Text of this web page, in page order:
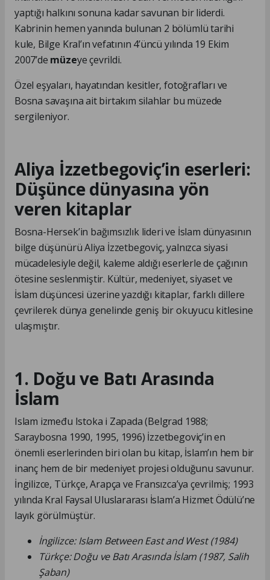
yaptığı halkını sonuna kadar savunan bir liderdi.
Kabrinin hemen yanında bulunan 2 bölümlü tarihi
kule, Bilge Kral’ın vefatının 4’üncü yılında 19 Ekim
2007’de müzeye çevrildi.
Özel eşyaları, hayatından kesitler, fotoğrafları ve
Bosna savaşına ait birtakım silahlar bu müzede
sergileniyor.
Aliya İzzetbegoviç’in eserleri:
Düşünce dünyasına yön
veren kitaplar
Bosna-Hersek’in bağımsızlık lideri ve İslam dünyasının
bilge düşünürü Aliya İzzetbegoviç, yalnızca siyasi
mücadelesiyle değil, kaleme aldığı eserlerle de çağının
ötesine seslenmiştir. Kültür, medeniyet, siyaset ve
İslam düşüncesi üzerine yazdığı kitaplar, farklı dillere
çevrilerek dünya genelinde geniş bir okuyucu kitlesine
ulaşmıştır.
1. Doğu ve Batı Arasında
İslam
Islam između Istoka i Zapada (Belgrad 1988;
Saraybosna 1990, 1995, 1996) İzzetbegoviç’in en
önemli eserlerinden biri olan bu kitap, İslam’ın hem bir
inanç hem de bir medeniyet projesi olduğunu savunur.
İngilizce, Türkçe, Arapça ve Fransızca’ya çevrilmiş; 1993
yılında Kral Faysal Uluslararası İslam’a Hizmet Ödülü’ne
layık görülmüştür.
İngilizce: Islam Between East and West (1984)
Türkçe: Doğu ve Batı Arasında İslam (1987, Salih
Şaban)